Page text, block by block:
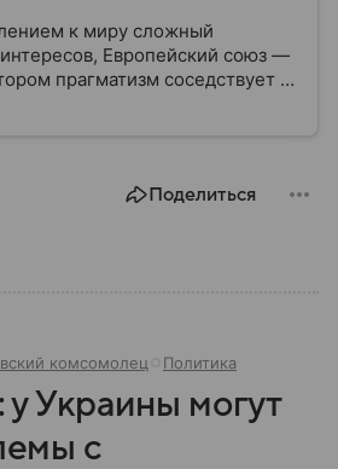
к миру сложный
Европейский союз —
прагматизм соседствует с
проект превратил
Поделиться
комсомолец Политика
Украины могут
с